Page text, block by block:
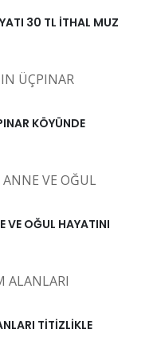
30 TL İTHAL MUZ
KÖYÜNDE
VE OĞUL HAYATINI
TİTİZLİKLE